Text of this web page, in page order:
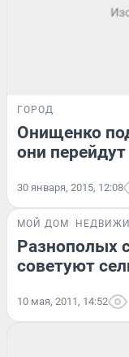
ГОРОД
Онищенко
они
30 января, 2015, 12:08
МОЙ ДОМ
Разнополых
советуют
10 мая, 2011, 14:52